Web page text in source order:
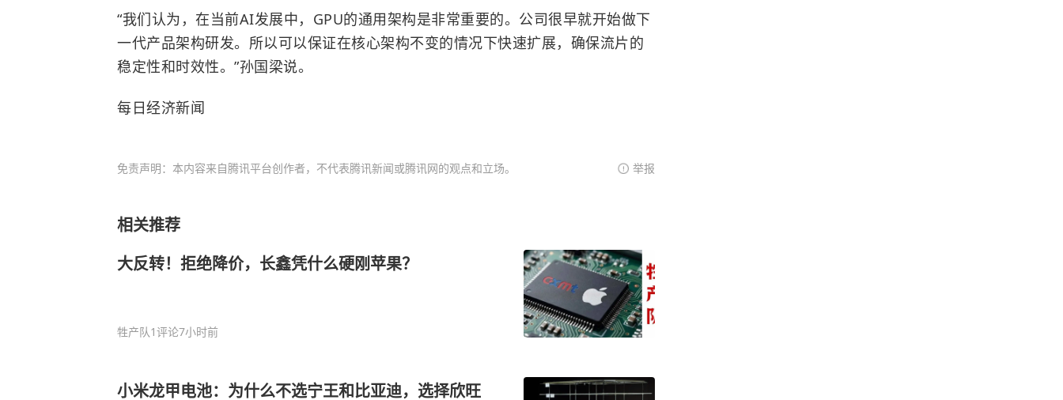
“我们认为，在当前AI发展中，GPU的通用架构是非常重要的。公司很早就开始做下
一代产品架构研发。所以可以保证在核心架构不变的情况下快速扩展，确保流片的
稳定性和时效性。”孙国梁说。
每日经济新闻
免责声明：本内容来自腾讯平台创作者，不代表腾讯新闻或腾讯网的观点和立场。 举报
相关推荐
大反转！拒绝降价，长鑫凭什么硬刚苹果？
牲产队1评论7小时前
小米龙甲电池：为什么不选宁王和比亚迪，选择欣旺